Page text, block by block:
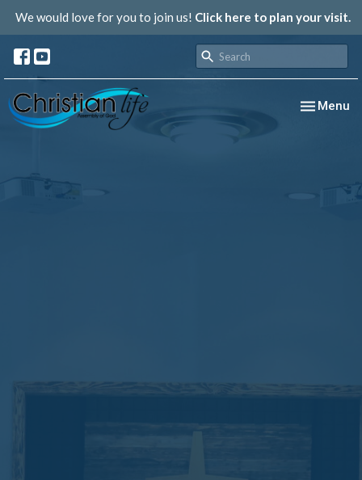
We would love for you to join us! Click here to plan your visit.
Toggle
Menu